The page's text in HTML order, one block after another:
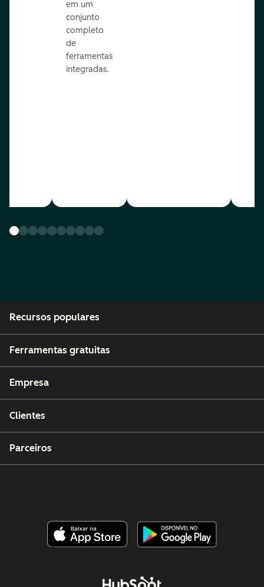
em um
conjunto
completo
de
ferramentas
integradas.
Recursos populares
Ferramentas gratuitas
Empresa
Clientes
Parceiros